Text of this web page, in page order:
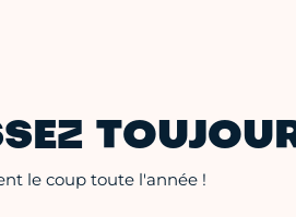
le coup toute l'année !